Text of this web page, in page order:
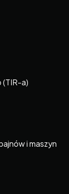
(TIR-a)
i maszyn